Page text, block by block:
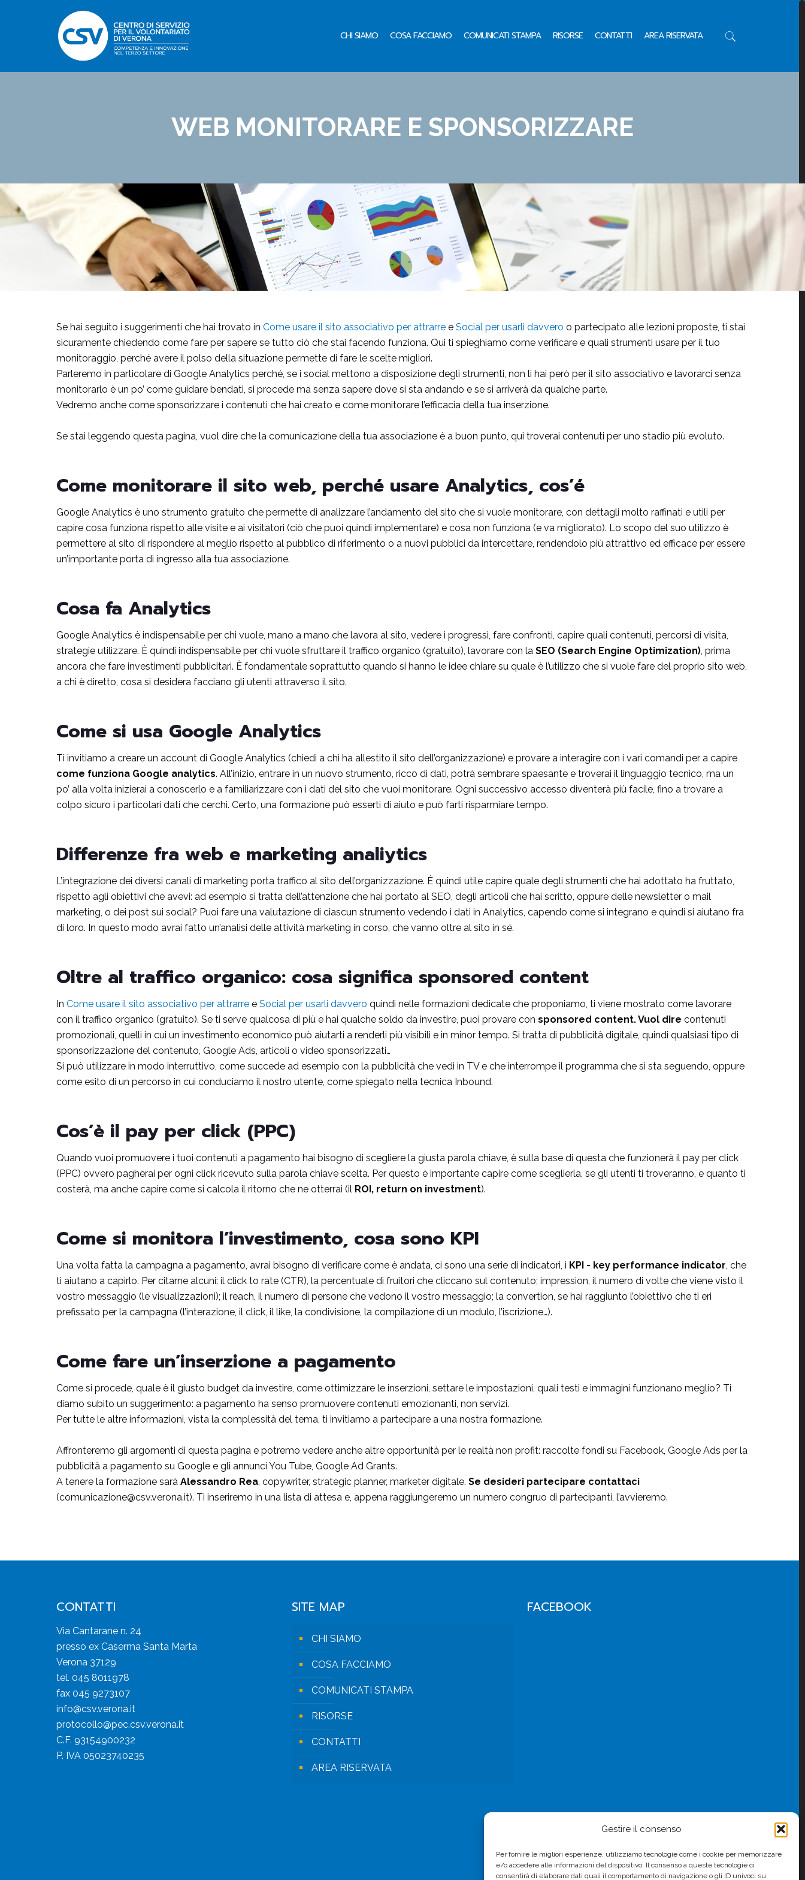
Gestire il consenso
Per fornire le migliori esperienze, utilizziamo tecnologie come i cookie per memorizzare
e/o accedere alle informazioni del dispositivo. Il consenso a queste tecnologie ci
consentirà di elaborare dati quali il comportamento di navigazione o gli ID univoci su
CHI SIAMO COSA FACCIAMO COMUNICATI STAMPA RISORSE CONTATTI AREA RISERVATA
WEB MONITORARE E SPONSORIZZARE
Se hai seguito i suggerimenti che hai trovato in Come usare il sito associativo per attrarree Social per usarli davvero o partecipato alle lezioni proposte, ti stai
sicuramente chiedendo come fare per sapere se tutto ciò che stai facendo funziona. Qui ti spieghiamo come verificare e quali strumenti usare per il tuo
monitoraggio, perché avere il polso della situazione permette di fare le scelte migliori.
Parleremo in particolare di Google Analytics perché, se i social mettono a disposizione degli strumenti, non li hai però per il sito associativo e lavorarci senza
monitorarlo è un po’ come guidare bendati, si procede ma senza sapere dove si sta andando e se si arriverà da qualche parte.
Vedremo anche come sponsorizzare i contenuti che hai creato e come monitorare l’efficacia della tua inserzione.
Se stai leggendo questa pagina, vuol dire che la comunicazione della tua associazione è a buon punto, qui troverai contenuti per uno stadio più evoluto.
Come monitorare il sito web, perché usare Analytics, cos’é
Google Analytics è uno strumento gratuito che permette di analizzare l’andamento del sito che si vuole monitorare, con dettagli molto raffinati e utili per
capire cosa funziona rispetto alle visite e ai visitatori (ciò che puoi quindi implementare) e cosa non funziona (e va migliorato). Lo scopo del suo utilizzo è
permettere al sito di rispondere al meglio rispetto al pubblico di riferimento o a nuovi pubblici da intercettare, rendendolo più attrattivo ed efficace per essere
un’importante porta di ingresso alla tua associazione.
Cosa fa Analytics
Google Analytics è indispensabile per chi vuole, mano a mano che lavora al sito, vedere i progressi, fare confronti, capire quali contenuti, percorsi di visita,
strategie utilizzare. È quindi indispensabile per chi vuole sfruttare il traffico organico (gratuito), lavorare con la SEO (Search Engine Optimization), prima
ancora che fare investimenti pubblicitari. È fondamentale soprattutto quando si hanno le idee chiare su quale è l’utilizzo che si vuole fare del proprio sito web,
a chi è diretto, cosa si desidera facciano gli utenti attraverso il sito.
Come si usa Google Analytics
Ti invitiamo a creare un account di Google Analytics (chiedi a chi ha allestito il sito dell’organizzazione) e provare a interagire con i vari comandi per a capire
come funziona Google analytics. All’inizio, entrare in un nuovo strumento, ricco di dati, potrà sembrare spaesante e troverai il linguaggio tecnico, ma un
po’ alla volta inizierai a conoscerlo e a familiarizzare con i dati del sito che vuoi monitorare. Ogni successivo accesso diventerà più facile, fino a trovare a
colpo sicuro i particolari dati che cerchi. Certo, una formazione può esserti di aiuto e può farti risparmiare tempo.
Differenze fra web e marketing analiytics
L’integrazione dei diversi canali di marketing porta traffico al sito dell’organizzazione. È quindi utile capire quale degli strumenti che hai adottato ha fruttato,
rispetto agli obiettivi che avevi: ad esempio si tratta dell’attenzione che hai portato al SEO, degli articoli che hai scritto, oppure delle newsletter o mail
marketing, o dei post sui social? Puoi fare una valutazione di ciascun strumento vedendo i dati in Analytics, capendo come si integrano e quindi si aiutano fra
di loro. In questo modo avrai fatto un’analisi delle attività marketing in corso, che vanno oltre al sito in sé.
Oltre al traffico organico: cosa significa sponsored content
In Come usare il sito associativo per attrarree Social per usarli davvero quindi nelle formazioni dedicate che proponiamo, ti viene mostrato come lavorare
con il traffico organico (gratuito). Se ti serve qualcosa di più e hai qualche soldo da investire, puoi provare con sponsored content. Vuol dire contenuti
promozionali, quelli in cui un investimento economico può aiutarti a renderli più visibili e in minor tempo. Si tratta di pubblicità digitale, quindi qualsiasi tipo di
sponsorizzazione del contenuto, Google Ads, articoli o video sponsorizzati…
Si può utilizzare in modo interruttivo, come succede ad esempio con la pubblicità che vedi in TV e che interrompe il programma che si sta seguendo, oppure
come esito di un percorso in cui conduciamo il nostro utente, come spiegato nella tecnica Inbound.
Cos’è il pay per click (PPC)
Quando vuoi promuovere i tuoi contenuti a pagamento hai bisogno di scegliere la giusta parola chiave, è sulla base di questa che funzionerà il pay per click
(PPC) ovvero pagherai per ogni click ricevuto sulla parola chiave scelta. Per questo è importante capire come sceglierla, se gli utenti ti troveranno, e quanto ti
costerà, ma anche capire come si calcola il ritorno che ne otterrai (il ROI, return on investment).
Come si monitora l’investimento, cosa sono KPI
Una volta fatta la campagna a pagamento, avrai bisogno di verificare come è andata, ci sono una serie di indicatori, i KPI - key performance indicator, che
ti aiutano a capirlo. Per citarne alcuni: il click to rate (CTR), la percentuale di fruitori che cliccano sul contenuto; impression, il numero di volte che viene visto il
vostro messaggio (le visualizzazioni); il reach, il numero di persone che vedono il vostro messaggio; la convertion, se hai raggiunto l’obiettivo che ti eri
prefissato per la campagna (l’interazione, il click, il like, la condivisione, la compilazione di un modulo, l’iscrizione…).
Come fare un’inserzione a pagamento
Come si procede, quale è il giusto budget da investire, come ottimizzare le inserzioni, settare le impostazioni, quali testi e immagini funzionano meglio? Ti
diamo subito un suggerimento: a pagamento ha senso promuovere contenuti emozionanti, non servizi.
Per tutte le altre informazioni, vista la complessità del tema, ti invitiamo a partecipare a una nostra formazione.
Affronteremo gli argomenti di questa pagina e potremo vedere anche altre opportunità per le realtà non profit: raccolte fondi su Facebook, Google Ads per la
pubblicità a pagamento su Google e gli annunci You Tube, Google Ad Grants.
A tenere la formazione sarà Alessandro Rea, copywriter, strategic planner, marketer digitale. Se desideri partecipare contattaci
(comunicazione@csv.verona.it). Ti inseriremo in una lista di attesa e, appena raggiungeremo un numero congruo di partecipanti, l’avvieremo.
CONTATTI
Via Cantarane n. 24
presso ex Caserma Santa Marta
Verona 37129
tel. 045 8011978
fax 045 9273107
info@csv.verona.it
protocollo@pec.csv.verona.it
C.F. 93154900232
P. IVA 05023740235
SITE MAP
CHI SIAMO
COSA FACCIAMO
COMUNICATI STAMPA
RISORSE
CONTATTI
AREA RISERVATA
FACEBOOK